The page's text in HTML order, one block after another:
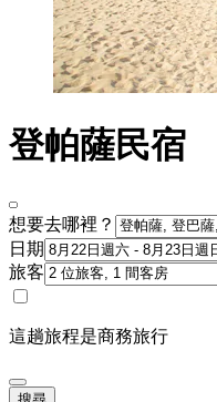
登帕薩民宿
想要去哪裡？
日期
旅客
這趟旅程是商務旅行